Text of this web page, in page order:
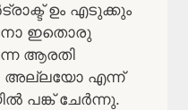
ഉം എടുക്കും
ഇതൊരു
ആരതി
അല്ലയോ എന്ന്
പങ്ക് ചേർന്നു.